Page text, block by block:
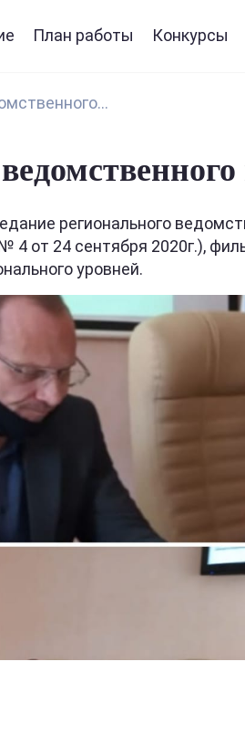
План работы Конкурсы
регионального
от 24 сентября 2020г.),
уровней.